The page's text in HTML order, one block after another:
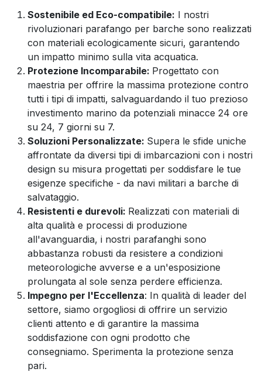
Sostenibile ed Eco-compatibile: I nostri
rivoluzionari parafango per barche sono realizzati
con materiali ecologicamente sicuri, garantendo
un impatto minimo sulla vita acquatica.
Protezione Incomparabile: Progettato con
maestria per offrire la massima protezione contro
tutti i tipi di impatti, salvaguardando il tuo prezioso
investimento marino da potenziali minacce 24 ore
su 24, 7 giorni su 7.
Soluzioni Personalizzate: Supera le sfide uniche
affrontate da diversi tipi di imbarcazioni con i nostri
design su misura progettati per soddisfare le tue
esigenze specifiche - da navi militari a barche di
salvataggio.
Resistenti e durevoli: Realizzati con materiali di
alta qualità e processi di produzione
all'avanguardia, i nostri parafanghi sono
abbastanza robusti da resistere a condizioni
meteorologiche avverse e a un'esposizione
prolungata al sole senza perdere efficienza.
Impegno per l'Eccellenza: In qualità di leader del
settore, siamo orgogliosi di offrire un servizio
clienti attento e di garantire la massima
soddisfazione con ogni prodotto che
consegniamo. Sperimenta la protezione senza
pari.